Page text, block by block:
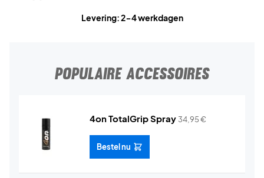
Levering: 2-4 werkdagen
POPULAIRE ACCESSOIRES
4on TotalGrip Spray 34,95€
Bestel nu